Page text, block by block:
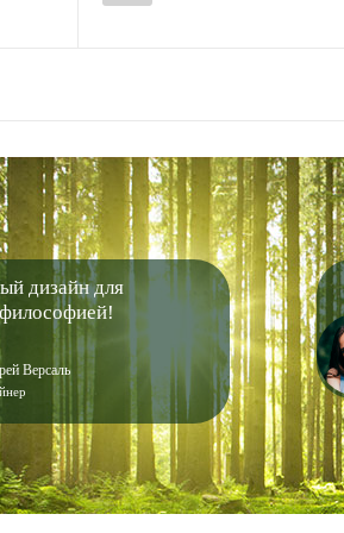
дизайн для
Версаль